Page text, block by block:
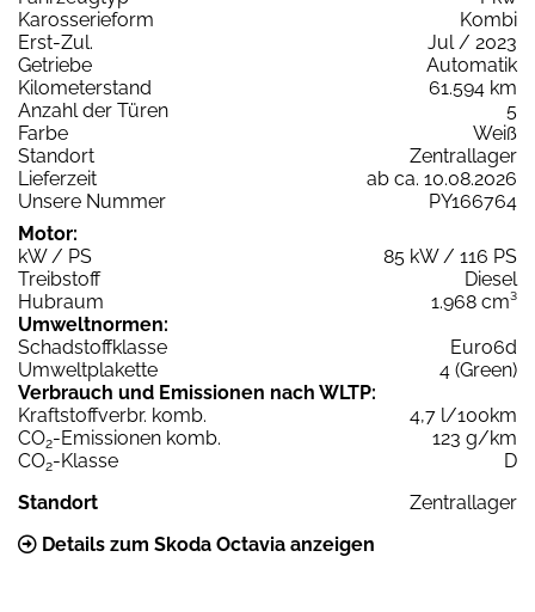
Karosserieform
Kombi
Erst-Zul.
Jul / 2023
Getriebe
Automatik
Kilometerstand
61.594 km
Anzahl der Türen
5
Farbe
Weiß
Standort
Zentrallager
Lieferzeit
ab ca. 10.08.2026
Unsere Nummer
PY166764
Motor:
kW / PS
85 kW / 116 PS
Treibstoff
Diesel
Hubraum
1.968 cm³
Umweltnormen:
Schadstoffklasse
Euro6d
Umweltplakette
4 (Green)
Verbrauch und Emissionen nach WLTP:
Kraftstoffverbr. komb.
4,7 l/100km
CO2-Emissionen komb.
123 g/km
CO2-Klasse
D
Standort
Zentrallager
Details zum Skoda Octavia anzeigen